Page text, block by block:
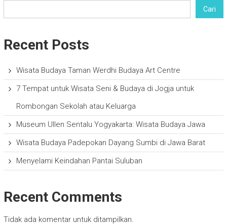
Cari
Recent Posts
Wisata Budaya Taman Werdhi Budaya Art Centre
7 Tempat untuk Wisata Seni & Budaya di Jogja untuk
Rombongan Sekolah atau Keluarga
Museum Ullen Sentalu Yogyakarta: Wisata Budaya Jawa
Wisata Budaya Padepokan Dayang Sumbi di Jawa Barat
Menyelami Keindahan Pantai Suluban
Recent Comments
Tidak ada komentar untuk ditampilkan.